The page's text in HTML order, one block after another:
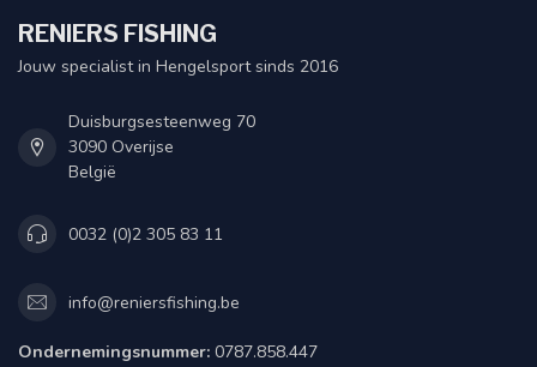
RENIERS FISHING
Jouw specialist in Hengelsport sinds 2016
Duisburgsesteenweg 70
3090 Overijse
België
0032 (0)2 305 83 11
info@reniersfishing.be
Ondernemingsnummer: 0787.858.447